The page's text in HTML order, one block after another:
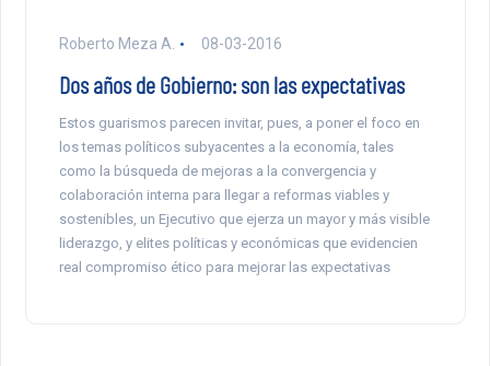
Roberto Meza A. 08-03-2016
Dos años de Gobierno: son las expectativas
Estos guarismos parecen invitar, pues, a poner el foco en
los temas políticos subyacentes a la economía, tales
como la búsqueda de mejoras a la convergencia y
colaboración interna para llegar a reformas viables y
sostenibles, un Ejecutivo que ejerza un mayor y más visible
liderazgo, y elites políticas y económicas que evidencien
real compromiso ético para mejorar las expectativas